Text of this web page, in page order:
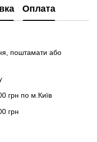
Оплата
поштамати або
грн по м.Київ
грн